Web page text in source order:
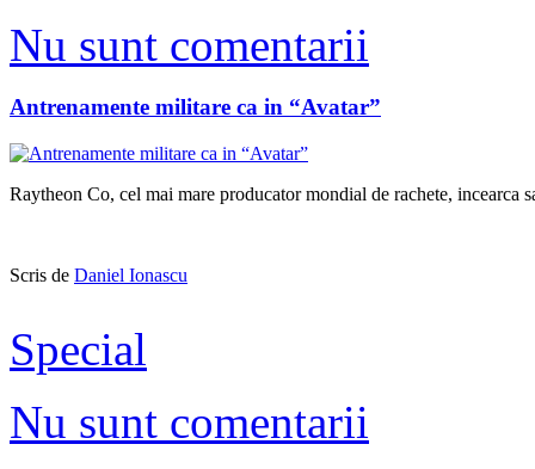
Nu sunt comentarii
Antrenamente militare ca in “Avatar”
Raytheon Co, cel mai mare producator mondial de rachete, incearca
Scris de Daniel Ionascu
Special
Nu sunt comentarii